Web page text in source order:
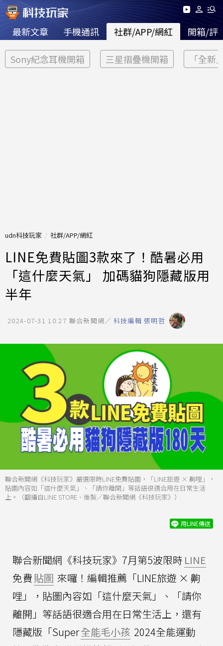
最新文章 手機通訊 社群/APP/網紅 開箱/評
Sony紀念耳機開箱 三星摺疊機開箱 「全新
udn科技玩家 社群/APP/網紅
LINE免費貼圖3款來了！酷暑必用
「這什麼天氣」 加碼貓狗隱藏版用
半年
2024-07-31 10:27 聯合新聞網／ 科技編輯 張明哲
聯合新聞網《科技玩家》嚴選限時LINE免費貼圖，「LINE旅遊 × 齁哩」，
貼圖內容如「這什麼天氣」、「請你離開」等話語很適合用在日常生活
上。（翻攝自LINE STORE、後製／聯合新聞網《科技玩家》）
用LINE傳送
聯合新聞網《科技玩家》7月第5波限時 LINE
免費貼圖 來囉！編輯推薦「LINE旅遊 × 齁
哩」，貼圖內容如「這什麼天氣」、「請你
離開」等話語很適合用在日常生活上，還有
隱藏版「Super全能毛小孩 2024全能運動